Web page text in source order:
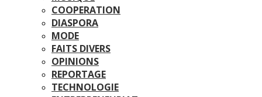
COOPERATION
DIASPORA
MODE
FAITS DIVERS
OPINIONS
REPORTAGE
TECHNOLOGIE